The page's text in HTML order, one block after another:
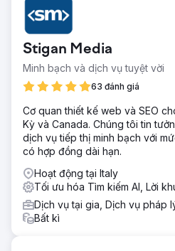
Stigan Media
Minh bạch và dịch vụ tuyệt vời
63 đánh giá
Cơ quan thiết kế web và SEO
Kỳ và Canada. Chúng tôi tin
dịch vụ tiếp thị minh bạch với
có hợp đồng dài hạn.
Hoạt động tại Italy
Tối ưu hóa Tìm kiếm AI, Lời
Dịch vụ tại gia, Dịch vụ pháp
Bất kì